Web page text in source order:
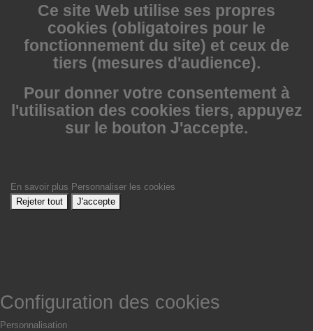
Ce site Web utilise ses propres
cookies (obligatoires pour le
fonctionnement du site) et ceux de
tiers (mesures d'audience).
Pour donner votre consentement à
l'utilisation des cookies tiers, appuyez
sur le bouton J'accepte.
En savoir plus Personnaliser les cookies
Rejeter tout
J'accepte
Configuration des cookies
Personnalisation